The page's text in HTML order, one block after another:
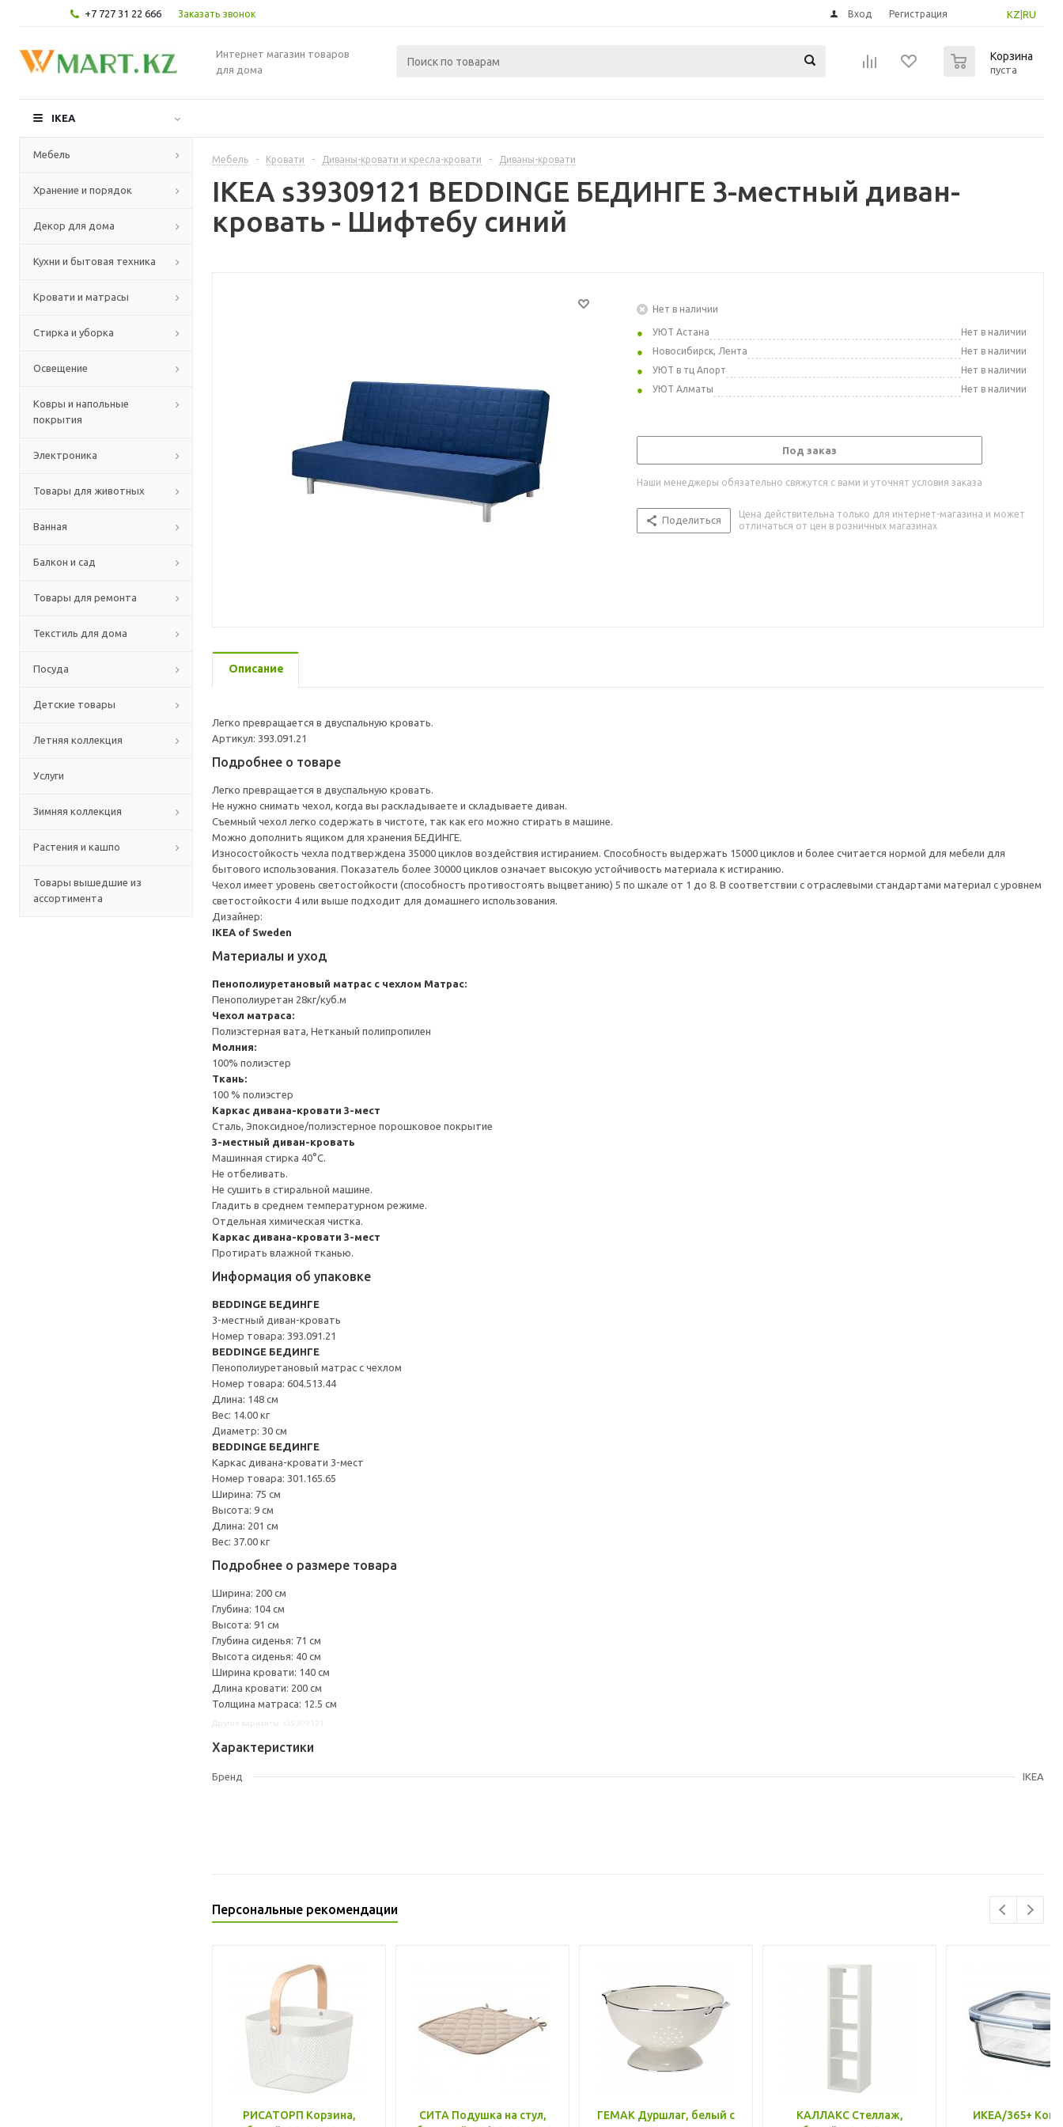
+7 727 31 22 666 Заказать звонок KZ RU
Вход Регистрация
Интернет магазин товаров
для дома
Корзина
пуста
IKEA
Мебель
Хранение и порядок
Декор для дома
Кухни и бытовая техника
Кровати и матрасы
Стирка и уборка
Освещение
Ковры и напольные
покрытия
Электроника
Товары для животных
Ванная
Балкон и сад
Товары для ремонта
Текстиль для дома
Посуда
Детские товары
Летняя коллекция
Услуги
Зимняя коллекция
Растения и кашпо
Товары вышедшие из
ассортимента
Мебель - Кровати - Диваны-кровати и кресла-кровати - Диваны-кровати
IKEA s39309121 BEDDINGE БЕДИНГЕ 3-местный диван-
кровать - Шифтебу синий
Нет в наличии
УЮТ Астана
Нет в наличии
Новосибирск, Лента
Нет в наличии
УЮТ в тц Апорт
Нет в наличии
УЮТ Алматы
Нет в наличии
Под заказ
Наши менеджеры обязательно свяжутся с вами и уточнят условия заказа
Поделиться
Цена действительна только для интернет-магазина и может
отличаться от цен в розничных магазинах
Описание
Легко превращается в двуспальную кровать.
Артикул: 393.091.21
Подробнее о товаре
Легко превращается в двуспальную кровать.
Не нужно снимать чехол, когда вы раскладываете и складываете диван.
Съемный чехол легко содержать в чистоте, так как его можно стирать в машине.
Можно дополнить ящиком для хранения БЕДИНГЕ.
Износостойкость чехла подтверждена 35000 циклов воздействия истиранием. Способность выдержать 15000 циклов и более считается нормой для мебели для
бытового использования. Показатель более 30000 циклов означает высокую устойчивость материала к истиранию.
Чехол имеет уровень светостойкости (способность противостоять выцветанию) 5 по шкале от 1 до 8. В соответствии с отраслевыми стандартами материал с уровнем
светостойкости 4 или выше подходит для домашнего использования.
Дизайнер:
IKEA of Sweden
Материалы и уход
Пенополиуретановый матрас с чехлом Матрас:
Пенополиуретан 28кг/куб.м
Чехол матраса:
Полиэстерная вата, Нетканый полипропилен
Молния:
100% полиэстер
Ткань:
100 % полиэстер
Каркас дивана-кровати 3-мест
Сталь, Эпоксидное/полиэстерное порошковое покрытие
3-местный диван-кровать
Машинная стирка 40°С.
Не отбеливать.
Не сушить в стиральной машине.
Гладить в среднем температурном режиме.
Отдельная химическая чистка.
Каркас дивана-кровати 3-мест
Протирать влажной тканью.
Информация об упаковке
BEDDINGE БЕДИНГЕ
3-местный диван-кровать
Номер товара: 393.091.21
BEDDINGE БЕДИНГЕ
Пенополиуретановый матрас с чехлом
Номер товара: 604.513.44
Длина: 148 см
Вес: 14.00 кг
Диаметр: 30 см
BEDDINGE БЕДИНГЕ
Каркас дивана-кровати 3-мест
Номер товара: 301.165.65
Ширина: 75 см
Высота: 9 см
Длина: 201 см
Вес: 37.00 кг
Подробнее о размере товара
Ширина: 200 см
Глубина: 104 см
Высота: 91 см
Глубина сиденья: 71 см
Высота сиденья: 40 см
Ширина кровати: 140 см
Длина кровати: 200 см
Толщина матраса: 12.5 см
Характеристики
Бренд IKEA
Персональные рекомендации
РИСАТОРП Корзина,
СИТА Подушка на стул,
ГЕМАК Дуршлаг, белый с
КАЛЛАКС Стеллаж,
ИКЕА/365+